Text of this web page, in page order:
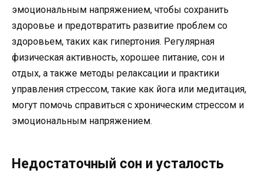
эмоциональным напряжением, чтобы сохранить
здоровье и предотвратить развитие проблем со
здоровьем, таких как гипертония. Регулярная
физическая активность, хорошее питание, сон и
отдых, а также методы релаксации и практики
управления стрессом, такие как йога или медитация,
могут помочь справиться с хроническим стрессом и
эмоциональным напряжением.
Недостаточный сон и усталость